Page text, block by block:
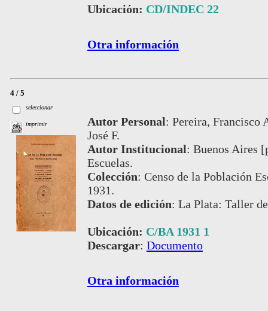
Ubicación: CD/INDEC 22
Otra información
4 / 5
seleccionar
imprimir Autor Personal: Pereira, Francisco
José F.
Autor Institucional: Buenos Aires
Escuelas.
Colección: Censo de la Población
1931.
Datos de edición: La Plata: Taller
Ubicación: C/BA 1931 1
Descargar: Documento
Otra información